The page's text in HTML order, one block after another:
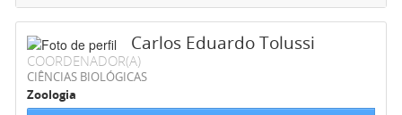
Carlos Eduardo Tolussi
COORDENADOR(A)
CIÊNCIAS BIOLÓGICAS
Zoologia